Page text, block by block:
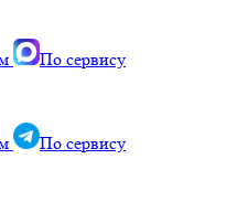
По сервису
По сервису